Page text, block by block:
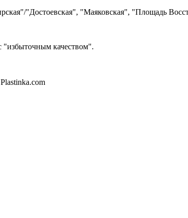
"Достоевская", "Маяковская", "Площадь
"избыточным качеством".